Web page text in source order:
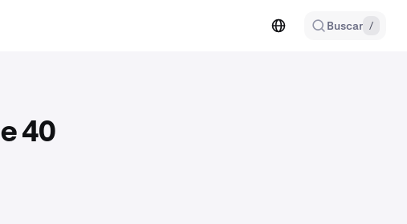
Buscar /
40